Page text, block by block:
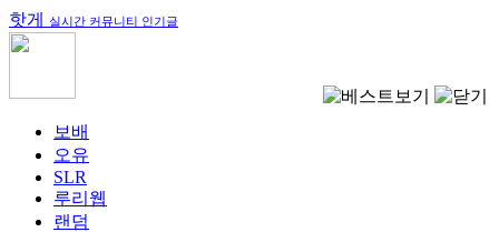
핫게 실시간 커뮤니티 인기글
보배
오유
SLR
루리웹
랜덤